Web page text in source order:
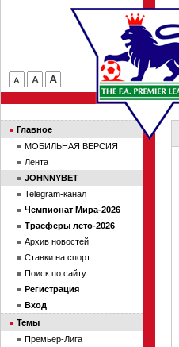
Главное
МОБИЛЬНАЯ ВЕРСИЯ
Лента
JOHNNYBET
Telegram-канал
Чемпионат Мира-2026
Трасферы лето-2026
Архив новостей
Ставки на спорт
Поиск по сайту
Регистрация
Вход
Темы
Премьер-Лига